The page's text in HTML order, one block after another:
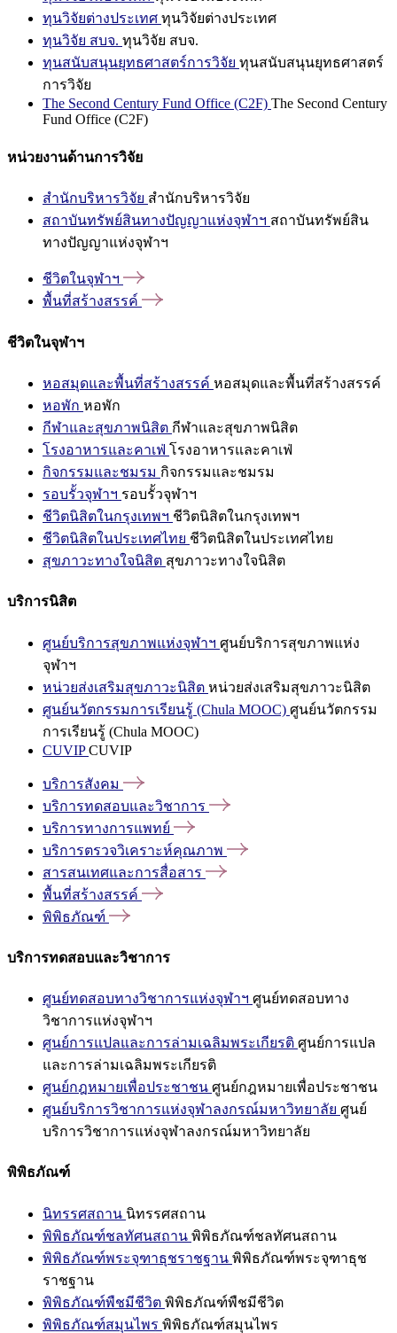
ทุนวิจัยต่างประเทศ ทุนวิจัยต่างประเทศ
ทุนวิจัย สบจ. ทุนวิจัย สบจ.
ทุนสนับสนุนยุทธศาสตร์การวิจัย ทุนสนับสนุนยุทธศาสตร์
การวิจัย
The Second Century Fund Office (C2F) The Second Century
Fund Office (C2F)
หน่วยงานด้านการวิจัย
สำนักบริหารวิจัย สำนักบริหารวิจัย
สถาบันทรัพย์สินทางปัญญาแห่งจุฬาฯ สถาบันทรัพย์สิน
ทางปัญญาแห่งจุฬาฯ
ชีวิตในจุฬาฯ
พื้นที่สร้างสรรค์
ชีวิตในจุฬาฯ
หอสมุดและพื้นที่สร้างสรรค์ หอสมุดและพื้นที่สร้างสรรค์
หอพัก หอพัก
กีฬาและสุขภาพนิสิต กีฬาและสุขภาพนิสิต
โรงอาหารและคาเฟ่ โรงอาหารและคาเฟ่
กิจกรรมและชมรม กิจกรรมและชมรม
รอบรั้วจุฬาฯ รอบรั้วจุฬาฯ
ชีวิตนิสิตในกรุงเทพฯ ชีวิตนิสิตในกรุงเทพฯ
ชีวิตนิสิตในประเทศไทย ชีวิตนิสิตในประเทศไทย
สุขภาวะทางใจนิสิต สุขภาวะทางใจนิสิต
บริการนิสิต
ศูนย์บริการสุขภาพแห่งจุฬาฯ ศูนย์บริการสุขภาพแห่ง
จุฬาฯ
หน่วยส่งเสริมสุขภาวะนิสิต หน่วยส่งเสริมสุขภาวะนิสิต
ศูนย์นวัตกรรมการเรียนรู้ (Chula MOOC) ศูนย์นวัตกรรม
การเรียนรู้ (Chula MOOC)
CUVIPCUVIP
บริการสังคม
บริการทดสอบและวิชาการ
บริการทางการแพทย์
บริการตรวจวิเคราะห์คุณภาพ
สารสนเทศและการสื่อสาร
พื้นที่สร้างสรรค์
พิพิธภัณฑ์
บริการทดสอบและวิชาการ
ศูนย์ทดสอบทางวิชาการแห่งจุฬาฯ ศูนย์ทดสอบทาง
วิชาการแห่งจุฬาฯ
ศูนย์การแปลและการล่ามเฉลิมพระเกียรติ ศูนย์การแปล
และการล่ามเฉลิมพระเกียรติ
ศูนย์กฎหมายเพื่อประชาชน ศูนย์กฎหมายเพื่อประชาชน
ศูนย์บริการวิชาการแห่งจุฬาลงกรณ์มหาวิทยาลัย ศูนย์
บริการวิชาการแห่งจุฬาลงกรณ์มหาวิทยาลัย
พิพิธภัณฑ์
นิทรรศสถาน นิทรรศสถาน
พิพิธภัณฑ์ชลทัศนสถาน พิพิธภัณฑ์ชลทัศนสถาน
พิพิธภัณฑ์พระจุฑาธุชราชฐาน พิพิธภัณฑ์พระจุฑาธุช
ราชฐาน
พิพิธภัณฑ์พืชมีชีวิต พิพิธภัณฑ์พืชมีชีวิต
พิพิธภัณฑ์สมุนไพร พิพิธภัณฑ์สมุนไพร